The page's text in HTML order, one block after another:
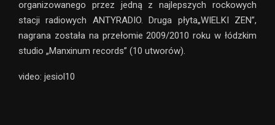
organizowanego przez jedną z najlepszych rockowych
stacji radiowych ANTYRADIO. Druga płyta„WIELKI ZEN”,
nagrana została na przełomie 2009/2010 roku w łódzkim
studio „Manxinum records” (10 utworów).
video: jesiol10